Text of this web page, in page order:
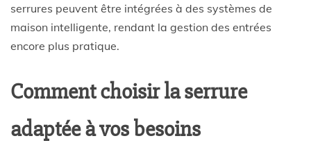
serrures peuvent être intégrées à des systèmes de
maison intelligente, rendant la gestion des entrées
encore plus pratique.
Comment choisir la serrure
adaptée à vos besoins